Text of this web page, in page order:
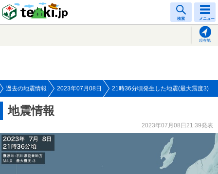
検索 メニュー
現在地
過去の地震情報 2023年07月08日 21時36分頃発生した地震(最大震度3)
地震情報
2023年07月08日21:39発表